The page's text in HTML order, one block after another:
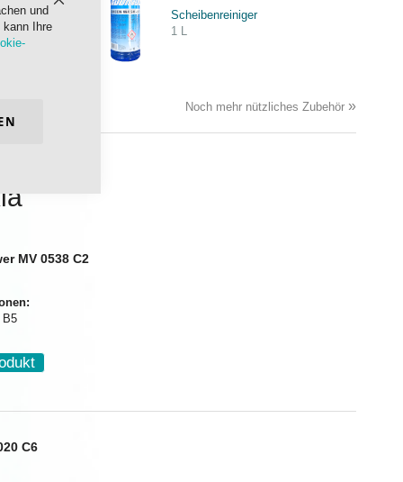
und
kann Ihre
Scheibenreiniger
1 L
Noch mehr nützliches Zubehör »
MV 0538 C2
B5
C6